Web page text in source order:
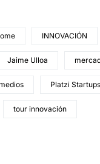
INNOVACIÓN
Jaime Ulloa
Platzi
tour innovación